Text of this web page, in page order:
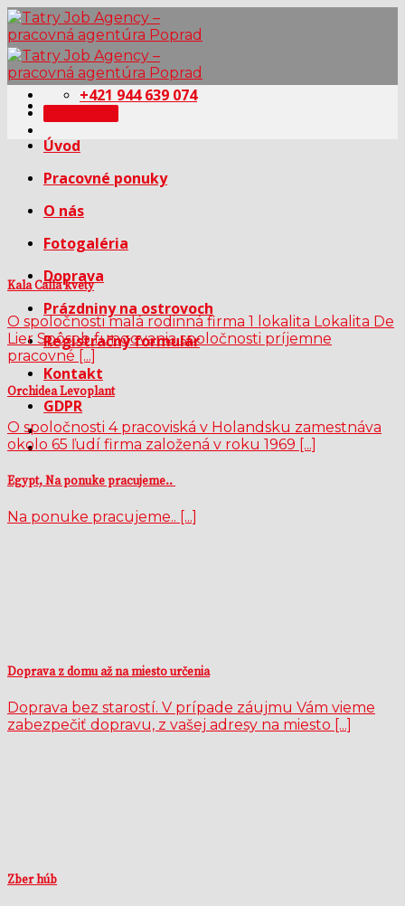
Skip
to
content
Úvod
Pracovné ponuky
O nás
Fotogaléria
Doprava
Prázdniny na ostrovoch
Registračný formulár
Kontakt
GDPR
+421 944 639 074
Kala Calla kvety
O spoločnosti malá rodinná firma 1 lokalita Lokalita De
Lier Spôsob fungovania spoločnosti príjemne
pracovné [...]
Orchidea Levoplant
O spoločnosti 4 pracoviská v Holandsku zamestnáva
okolo 65 ľudí firma založená v roku 1969 [...]
Egypt, Na ponuke pracujeme..
Na ponuke pracujeme.. [...]
Doprava z domu až na miesto určenia
Doprava bez starostí. V prípade záujmu Vám vieme
zabezpečiť dopravu, z vašej adresy na miesto [...]
Zber húb